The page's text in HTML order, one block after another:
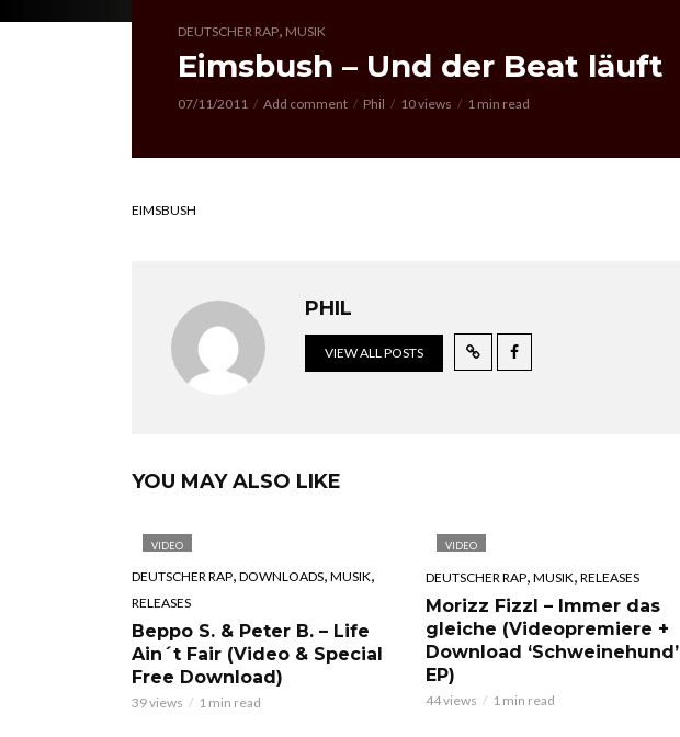
DEUTSCHER RAP, MUSIK
Eimsbush – Und der Beat läuft
07/11/2011 Add comment Phil 10 views 1 min read
EIMSBUSH
PHIL
VIEW ALL POSTS
YOU MAY ALSO LIKE
VIDEO
DEUTSCHER RAP, DOWNLOADS, MUSIK,
RELEASES
Beppo S. & Peter B. – Life
Ain´t Fair (Video & Special
Free Download)
39 views 1 min read
VIDEO
DEUTSCHER RAP, MUSIK, RELEASES
Morizz Fizzl – Immer das
gleiche (Videopremiere +
Download ‘Schweinehund’
EP)
44 views 1 min read